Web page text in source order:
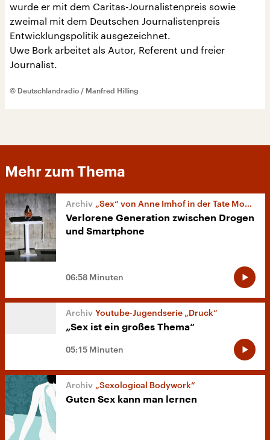
wurde er mit dem Caritas-Journalistenpreis sowie
zweimal mit dem Deutschen Journalistenpreis
Entwicklungspolitik ausgezeichnet.
Uwe Bork arbeitet als Autor, Referent und freier
Journalist.
© Deutschlandradio / Manfred Hilling
Mehr zum Thema
„Sex“ von Anne Imhof in der Tate Modern
Verlorene Generation zwischen Drogen
und Smartphone
06:58 Minuten
Youtube-Jugendserie „Druck“
„Sex ist ein großes Thema“
05:15 Minuten
„Sexological Bodywork“
Guten Sex kann man lernen